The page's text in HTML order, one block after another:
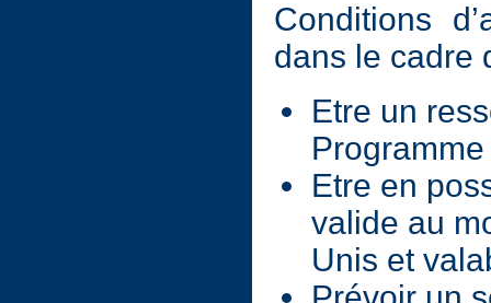
Conditions
dans le cadre
Etre un
Etre en
valide au
Unis et